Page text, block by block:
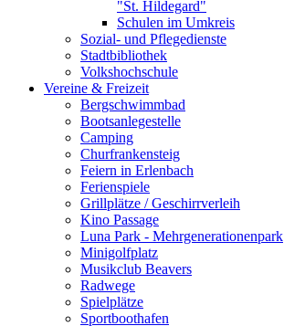
"St. Hildegard"
Schulen im Umkreis
Sozial- und Pflegedienste
Stadtbibliothek
Volkshochschule
Vereine & Freizeit
Bergschwimmbad
Bootsanlegestelle
Camping
Churfrankensteig
Feiern in Erlenbach
Ferienspiele
Grillplätze / Geschirrverleih
Kino Passage
Luna Park - Mehrgenerationenpark
Minigolfplatz
Musikclub Beavers
Radwege
Spielplätze
Sportboothafen